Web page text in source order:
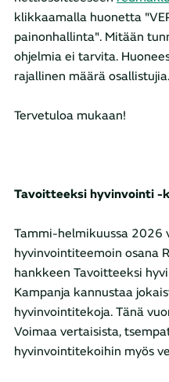
klikkaamalla huonetta
painonhallinta". Mitään
ohjelmia ei tarvita.
rajallinen määrä osallistujia.
Tervetuloa mukaan!
Tavoitteeksi hyvinvointi -
Tammi-helmikuussa
hyvinvointiteemoin osana
hankkeen Tavoitteeksi
Kampanja kannustaa
hyvinvointitekoja. Tänä
Voimaa vertaisista,
hyvinvointitekoihin myös